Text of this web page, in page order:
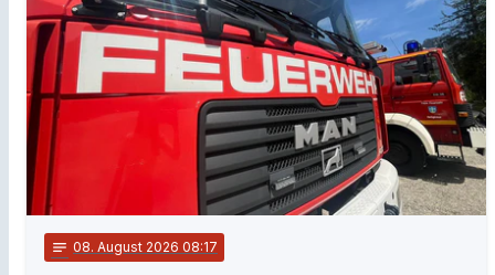
notes 08. August 2026 08:17